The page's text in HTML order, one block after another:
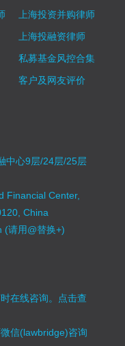
上海投资并购律师
上海投融资律师
私募基金风控合集
客户及网友评价
中心9层/24层/25层
Financial Center,
China
(请用@替换+)
在线咨询。 点击查
信(lawbridge)咨询